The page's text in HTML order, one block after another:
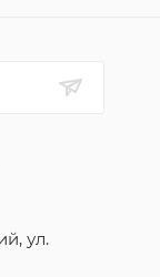
ул.